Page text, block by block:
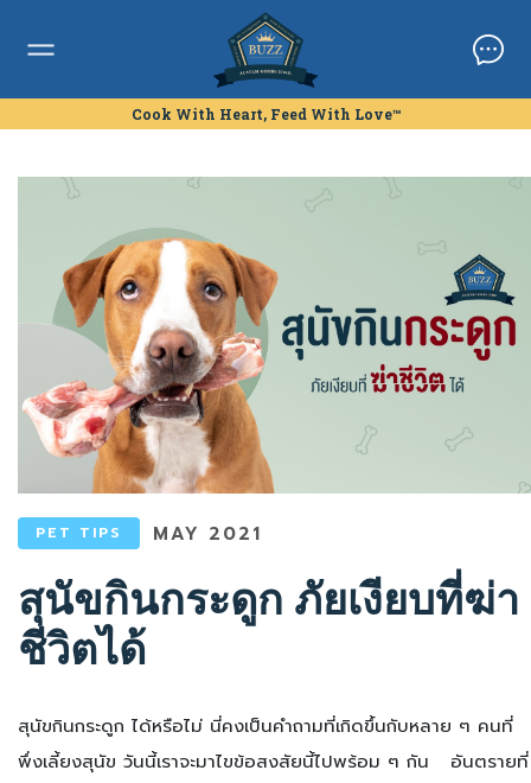
Cook With Heart, Feed With Love™
PET TIPS MAY 2021
สุนัขกินกระดูก ภัยเงียบที่ฆ่า
ชีวิตได้
สุนัขกินกระดูก ได้หรือไม่ นี่คงเป็นคำถามที่เกิดขึ้นกับหลาย ๆ คนที่
พึ่งเลี้ยงสุนัข วันนี้เราจะมาไขข้อสงสัยนี้ไปพร้อม ๆ กัน
อันตรายที่